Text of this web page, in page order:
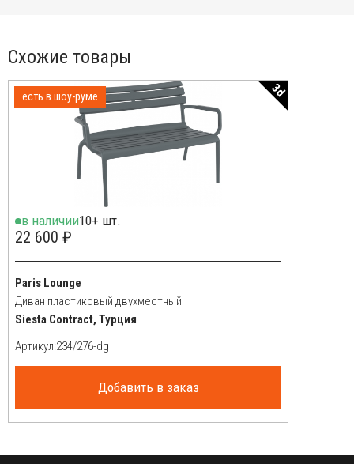
Схожие товары
есть в шоу-руме 3d
в наличии10+ шт.
22 600 ₽
Paris Lounge
Диван пластиковый двухместный
Siesta Contract, Турция
Артикул:
Добавить в заказ